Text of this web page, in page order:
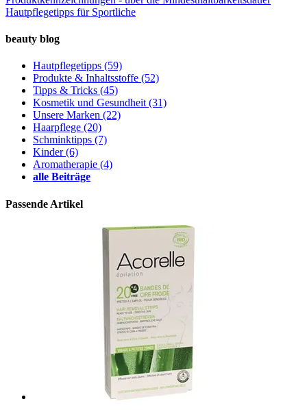
Hautpflegetipps für Sportliche
beauty blog
Hautpflegetipps (59)
Produkte & Inhaltsstoffe (52)
Tipps & Tricks (45)
Kosmetik und Gesundheit(31)
Unsere Marken (22)
Haarpflege (20)
Schminktipps (7)
Kinder(6)
Aromatherapie (4)
alle Beiträge
Passende Artikel